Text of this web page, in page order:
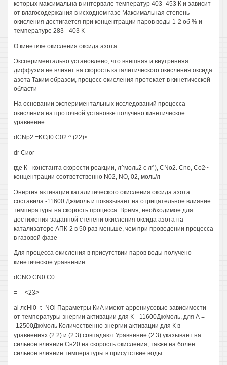
которых максимальна в интервале температур 403 -453 К и зависит
от влагосодержания в исходном газе Максимальная степень
окисления достигается при концентрации паров воды 1-2 об % и
температуре 283 - 403 К
О кинетике окисления оксида азота
Экспериментально установлено, что внешняя и внутренняя
диффузия не влияет на скорость каталитического окисления оксида
азота Таким образом, процесс окисления протекает в кинетической
области
На основании экспериментальных исследований процесса
окисления на проточной установке получено кинетическое
уравнение
dCNp2 =KCjf0 C02 ^ (22)<
dr Сиог
где К - константа скорости реакции, л^моль2 с л^), CNo2. Cno, Со2~
концентрации соответственно N02, NO, 02, моль/л
Энергия активации каталитического окисления оксида азота
составила -11600 Дж/моль и показывает на отрицательное влияние
температуры на скорость процесса. Время, необходимое для
достижения заданной степени окисления оксида азота на
катализаторе АПК-2 в 50 раз меньше, чем при проведении процесса
в газовой фазе
Для процесса окисления в присутствии паров воды получено
кинетическое уравнение
dCNO CN0 С0
= —<23>
ai лсHi0 -t- NOi Параметры КиА имеют аррениусовые зависимости
от температуры энергии активации для К- -11600Дж/моль, для А =
-12500Дж/моль Количественно энергии активации для К в
уравнениях (2 2) и (2 3) совпадают Уравнение (2 3) указывает на
сильное влияние Сн20 на скорость окисления, также на более
сильное влияние температуры в присутствие воды